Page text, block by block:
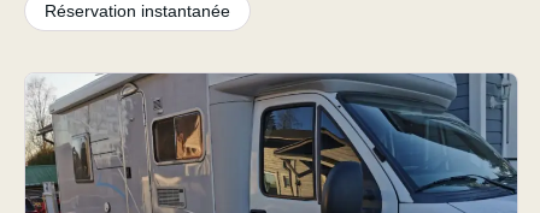
Réservation instantanée